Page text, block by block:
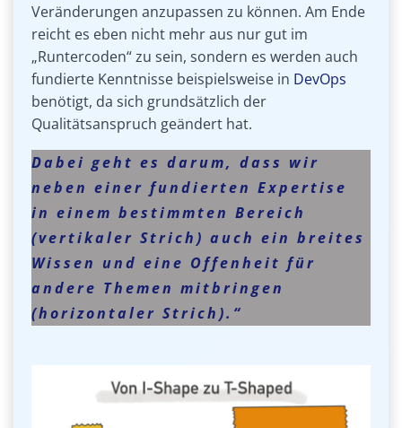
Veränderungen anzupassen zu können. Am Ende
reicht es eben nicht mehr aus nur gut im
„Runtercoden“ zu sein, sondern es werden auch
fundierte Kenntnisse beispielsweise in DevOps
benötigt, da sich grundsätzlich der
Qualitätsanspruch geändert hat.
Dabei geht es darum, dass wir
neben einer fundierten Expertise
in einem bestimmten Bereich
(vertikaler Strich) auch ein breites
Wissen und eine Offenheit für
andere Themen mitbringen
(horizontaler Strich).“